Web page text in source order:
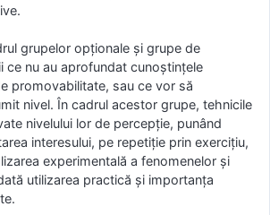
grupelor opţionale şi grupe de
ce nu au aprofundat cunoştinţele
promovabilitate, sau ce vor să
nivel. În cadrul acestor grupe, tehnicile
nivelului lor de percepţie, punând
interesului, pe repetiţie prin exercițiu,
experimentală a fenomenelor şi
utilizarea practică şi importanţa